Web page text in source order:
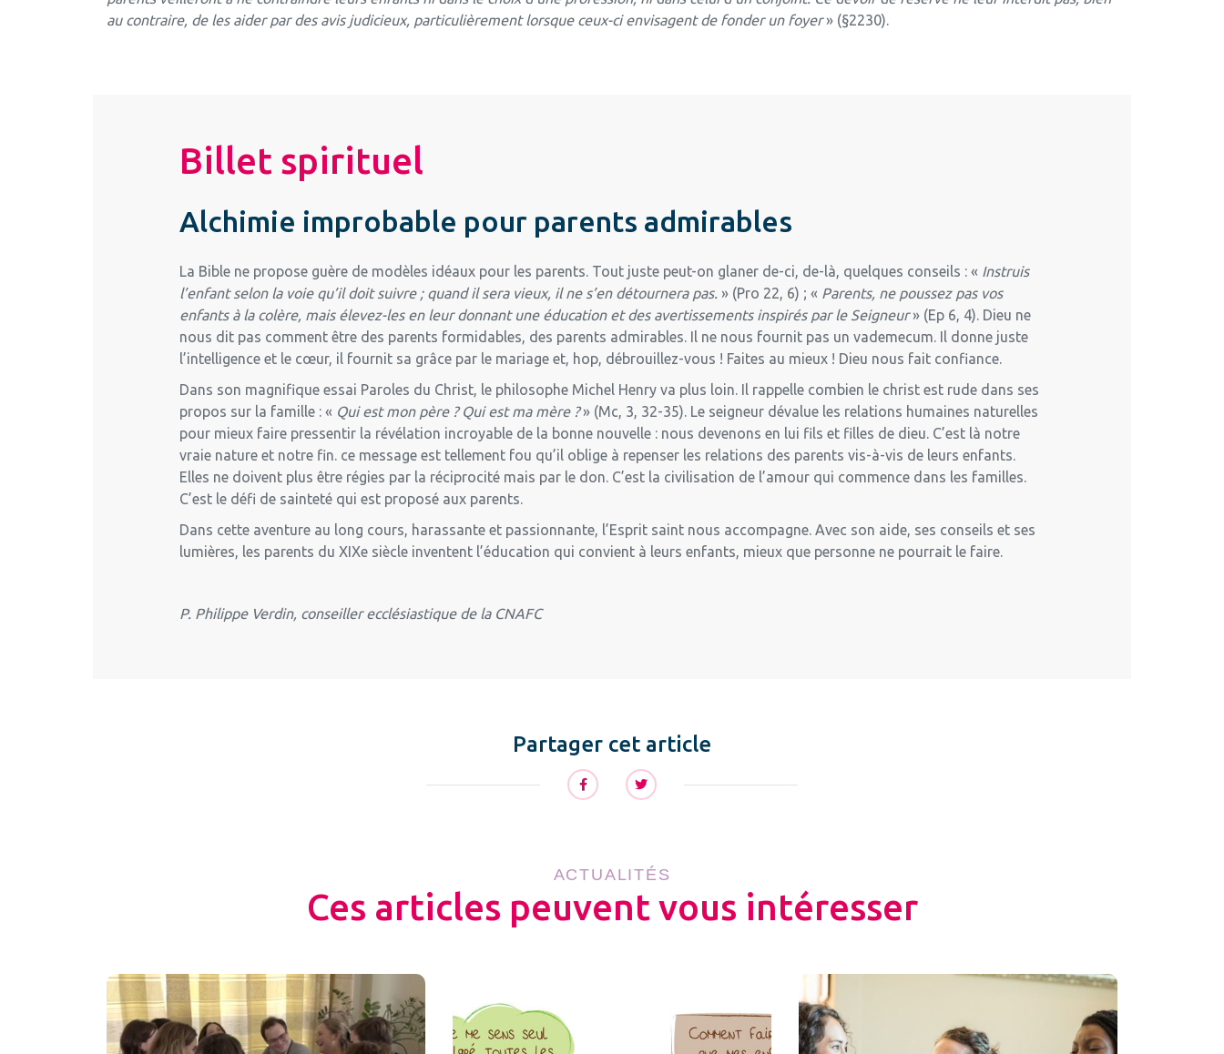
au contraire, de les aider par des avis judicieux, particulièrement lorsque ceux-ci envisagent de fonder un foyer» (§2230).
Billet spirituel
Alchimie improbable pour parents admirables
La Bible ne propose guère de modèles idéaux pour les parents. Tout juste peut-on glaner de-ci, de-là, quelques conseils : « Instruis
l’enfant selon la voie qu’il doit suivre ; quand il sera vieux, il ne s’en détournera pas. » (Pro 22, 6) ; « Parents, ne poussez pas vos
enfants à la colère, mais élevez-les en leur donnant une éducation et des avertissements inspirés par le Seigneur» (Ep 6, 4). Dieu ne
nous dit pas comment être des parents formidables, des parents admirables. Il ne nous fournit pas un vademecum. Il donne juste
l’intelligence et le cœur, il fournit sa grâce par le mariage et, hop, débrouillez-vous ! Faites au mieux ! Dieu nous fait confiance.
Dans son magnifique essai Paroles du Christ, le philosophe Michel Henry va plus loin. Il rappelle combien le christ est rude dans ses
propos sur la famille : « Qui est mon père ? Qui est ma mère ?» (Mc, 3, 32-35). Le seigneur dévalue les relations humaines naturelles
pour mieux faire pressentir la révélation incroyable de la bonne nouvelle : nous devenons en lui fils et filles de dieu. C’est là notre
vraie nature et notre fin. ce message est tellement fou qu’il oblige à repenser les relations des parents vis-à-vis de leurs enfants.
Elles ne doivent plus être régies par la réciprocité mais par le don. C’est la civilisation de l’amour qui commence dans les familles.
C’est le défi de sainteté qui est proposé aux parents.
Dans cette aventure au long cours, harassante et passionnante, l’Esprit saint nous accompagne. Avec son aide, ses conseils et ses
lumières, les parents du XIXe siècle inventent l’éducation qui convient à leurs enfants, mieux que personne ne pourrait le faire.
P. Philippe Verdin, conseiller ecclésiastique de la CNAFC
Partager cet article
ACTUALITÉS
Ces articles peuvent vous intéresser